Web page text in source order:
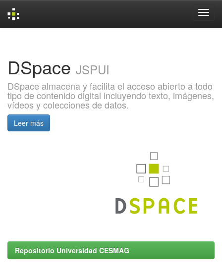
DSpace JSPUI
DSpace almacena y facilita el acceso abierto a todo
tipo de contenido digital incluyendo texto, imágenes,
vídeos y colecciones de datos.
Leer más
Repositorio Universidad CESMAG